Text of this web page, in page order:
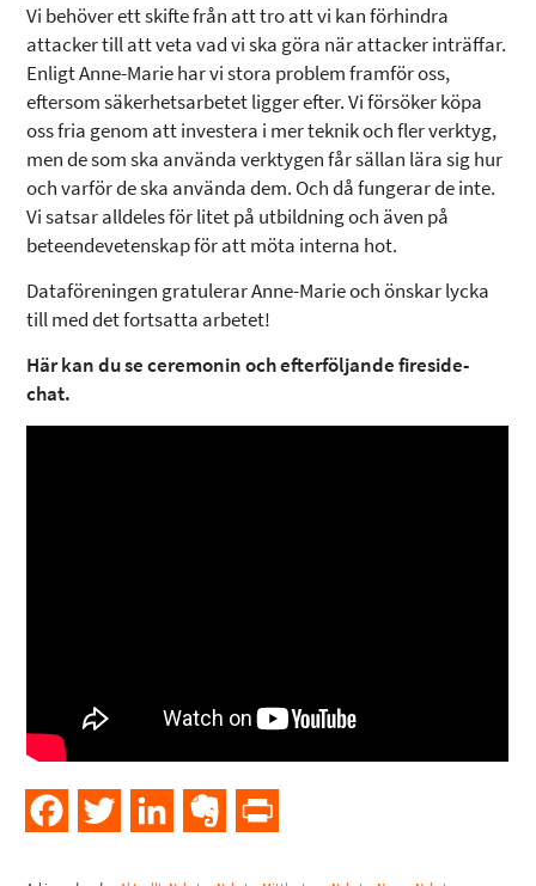
Vi behöver ett skifte från att tro att vi kan förhindra
attacker till att veta vad vi ska göra när attacker inträffar.
Enligt Anne-Marie har vi stora problem framför oss,
eftersom säkerhetsarbetet ligger efter. Vi försöker köpa
oss fria genom att investera i mer teknik och fler verktyg,
men de som ska använda verktygen får sällan lära sig hur
och varför de ska använda dem. Och då fungerar de inte.
Vi satsar alldeles för litet på utbildning och även på
beteendevetenskap för att möta interna hot.
Dataföreningen gratulerar Anne-Marie och önskar lycka
till med det fortsatta arbetet!
Här kan du se ceremonin och efterföljande fireside-
chat.
FacebookTwitter LinkedInEvernote